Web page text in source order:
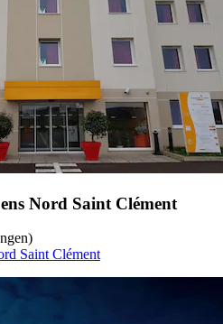
Nord Saint Clément
Saint Clément